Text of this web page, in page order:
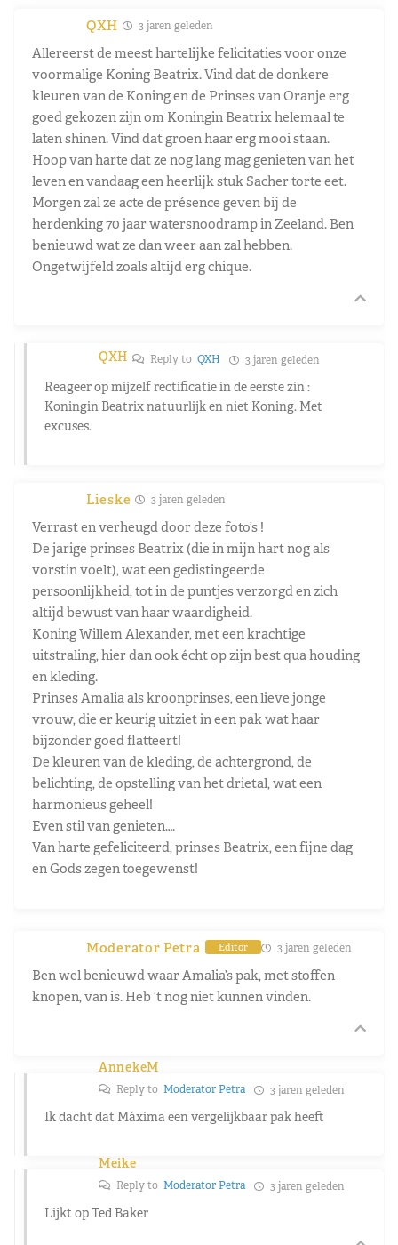
QXH 3 jaren geleden
Allereerst de meest hartelijke felicitaties voor onze
voormalige Koning Beatrix. Vind dat de donkere
kleuren van de Koning en de Prinses van Oranje erg
goed gekozen zijn om Koningin Beatrix helemaal te
laten shinen. Vind dat groen haar erg mooi staan.
Hoop van harte dat ze nog lang mag genieten van het
leven en vandaag een heerlijk stuk Sacher torte eet.
Morgen zal ze acte de présence geven bij de
herdenking 70 jaar watersnoodramp in Zeeland. Ben
benieuwd wat ze dan weer aan zal hebben.
Ongetwijfeld zoals altijd erg chique.
QXH Reply toQXH 3 jaren geleden
Reageer op mijzelf rectificatie in de eerste zin :
Koningin Beatrix natuurlijk en niet Koning. Met
excuses.
Lieske 3 jaren geleden
Verrast en verheugd door deze foto’s !
De jarige prinses Beatrix (die in mijn hart nog als
vorstin voelt), wat een gedistingeerde
persoonlijkheid, tot in de puntjes verzorgd en zich
altijd bewust van haar waardigheid.
Koning Willem Alexander, met een krachtige
uitstraling, hier dan ook écht op zijn best qua houding
en kleding.
Prinses Amalia als kroonprinses, een lieve jonge
vrouw, die er keurig uitziet in een pak wat haar
bijzonder goed flatteert!
De kleuren van de kleding, de achtergrond, de
belichting, de opstelling van het drietal, wat een
harmonieus geheel!
Even stil van genieten….
Van harte gefeliciteerd, prinses Beatrix, een fijne dag
en Gods zegen toegewenst!
Moderator Petra Editor 3 jaren geleden
Ben wel benieuwd waar Amalia’s pak, met stoffen
knopen, van is. Heb ’t nog niet kunnen vinden.
AnnekeM
Reply to Moderator Petra 3 jaren geleden
Ik dacht dat Máxima een vergelijkbaar pak heeft
Meike
Reply to Moderator Petra 3 jaren geleden
Lijkt op Ted Baker